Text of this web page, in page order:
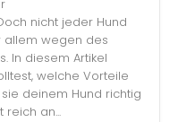
nicht jeder Hund
allem wegen des
In diesem Artikel
welche Vorteile
deinem Hund richtig
reich an...